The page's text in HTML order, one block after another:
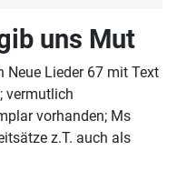
uns Mut
Neue Lieder 67 mit Text
vermutlich
vorhanden; Ms
z.T. auch als